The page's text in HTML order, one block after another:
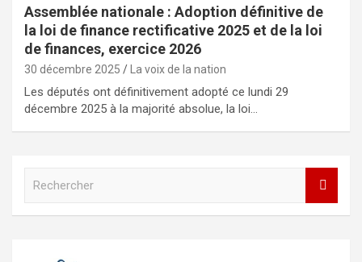
Assemblée nationale : Adoption définitive de
la loi de finance rectificative 2025 et de la loi
de finances, exercice 2026
30 décembre 2025 La voix de la nation
Les députés ont définitivement adopté ce lundi 29
décembre 2025 à la majorité absolue, la loi…